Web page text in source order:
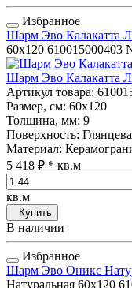
Избранное
Шарм Эво Калакатта
60x120 610015000403
Шарм Эво Калакатта
Артикул товара:
Размер, см: 60x120
Толщина, мм: 9
Поверхность:
Материал:
5 418 ₽ * кв.м
кв.м
Купить
В наличии
Избранное
Шарм Эво Оникс
Натуральная 60x120